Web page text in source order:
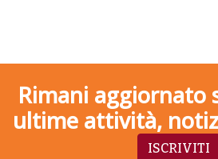
Rimani aggiornato
ultime attività,
ISCRIVITI